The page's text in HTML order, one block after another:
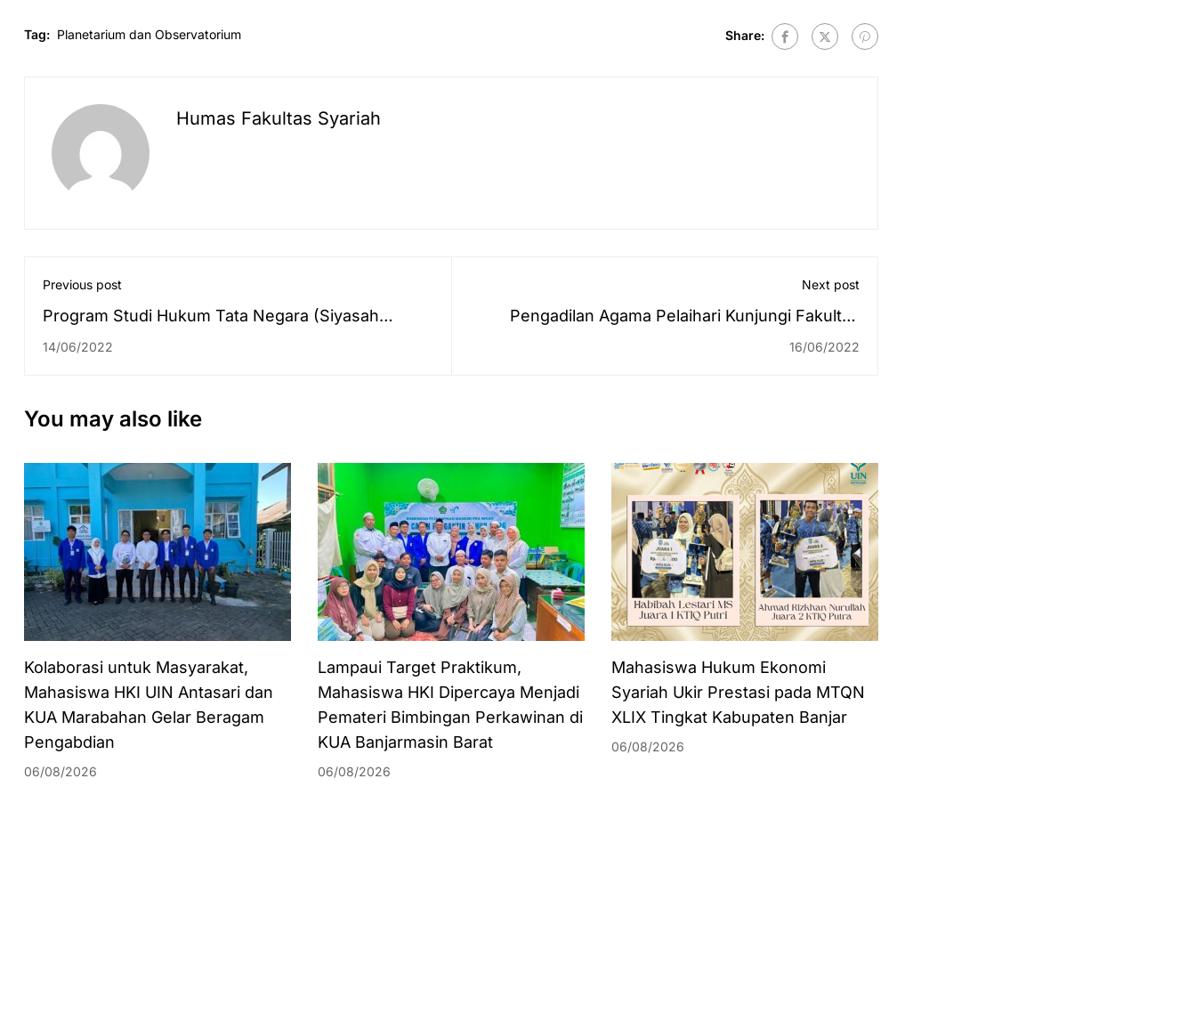
Tag: Planetarium dan Observatorium Share:
Humas Fakultas Syariah
Previous post
Program Studi Hukum Tata Negara (Siyasah
Syar'iyyah) Selenggarakan Pembekalan Praktikum
14/06/2022
Next post
Pengadilan Agama Pelaihari Kunjungi Fakultas
Syariah
16/06/2022
You may also like
Kolaborasi untuk Masyarakat,
Mahasiswa HKI UIN Antasari dan
KUA Marabahan Gelar Beragam
Pengabdian
06/08/2026
Lampaui Target Praktikum,
Mahasiswa HKI Dipercaya Menjadi
Pemateri Bimbingan Perkawinan di
KUA Banjarmasin Barat
06/08/2026
Mahasiswa Hukum Ekonomi
Syariah Ukir Prestasi pada MTQN
XLIX Tingkat Kabupaten Banjar
06/08/2026